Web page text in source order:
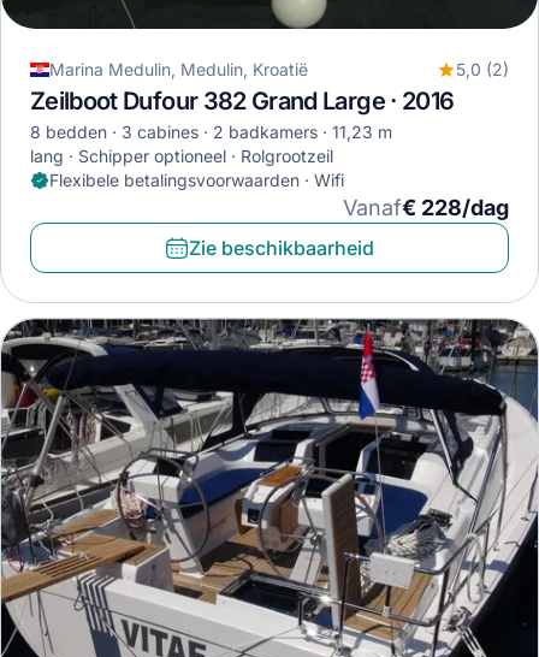
Marina Medulin, Medulin, Kroatië 5,0 (2)
Zeilboot Dufour 382 Grand Large · 2016
8 bedden 3 cabines 2 badkamers
11,23 m
lang
Schipper optioneel
Rolgrootzeil
Flexibele betalingsvoorwaarden · Wifi
Vanaf€ 228/dag
Zie beschikbaarheid